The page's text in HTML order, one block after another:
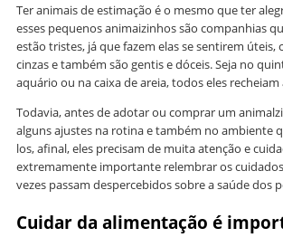
Ter animais de estimação é o mesmo que ter
esses pequenos animaizinhos são companhias
estão tristes, já que fazem elas se sentirem úteis,
cinzas e também são gentis e dóceis. Seja no
aquário ou na caixa de areia, todos eles recheiam
Todavia, antes de adotar ou comprar um
alguns ajustes na rotina e também no ambiente
los, afinal, eles precisam de muita atenção e
extremamente importante relembrar os
vezes passam despercebidos sobre a saúde dos
Cuidar da alimentação é